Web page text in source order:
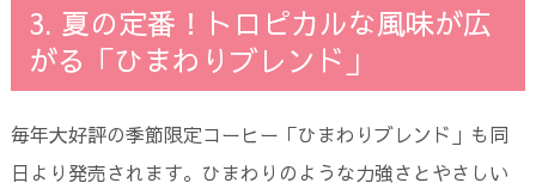
3. 夏の定番！トロピカルな風味が広
がる「ひまわりブレンド」
毎年大好評の季節限定コーヒー「ひまわりブレンド」も同
日より発売されます。ひまわりのような力強さとやさしい